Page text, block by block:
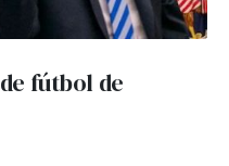
fútbol de